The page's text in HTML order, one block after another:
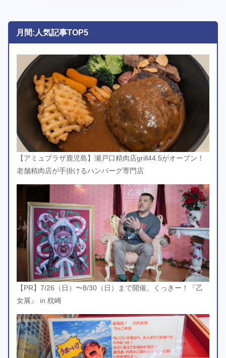
月間:人気記事TOP5
【アミュプラザ鹿児島】瀬戸口精肉店grill44.5がオープン！
老舗精肉店が手掛けるハンバーグ専門店
【PR】7/26（日）〜8/30（日）まで開催。くっきー！『乙
女展』 in 枕崎